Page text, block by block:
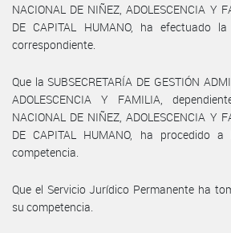
NACIONAL DE NIÑEZ, ADOLESCENCIA Y
DE CAPITAL HUMANO, ha efectuado
correspondiente.
Que la SUBSECRETARÍA DE GESTIÓN
ADOLESCENCIA Y FAMILIA,
NACIONAL DE NIÑEZ, ADOLESCENCIA Y
DE CAPITAL HUMANO, ha procedido
competencia.
Que el Servicio Jurídico Permanente ha
su competencia.